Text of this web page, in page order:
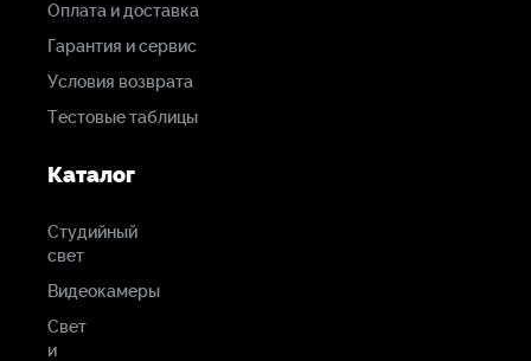
Оплата и доставка
Гарантия и сервис
Условия возврата
Тестовые таблицы
Каталог
Студийный
свет
Видеокамеры
Свет
и